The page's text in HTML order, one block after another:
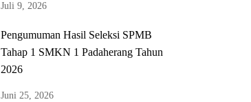
Juli 9, 2026
Pengumuman Hasil Seleksi SPMB
Tahap 1 SMKN 1 Padaherang Tahun
2026
Juni 25, 2026